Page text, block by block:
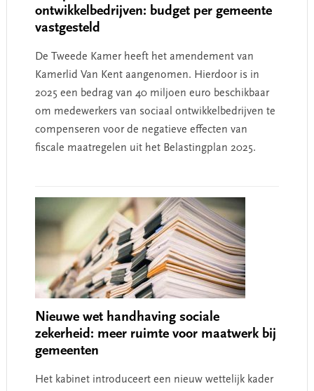
ontwikkelbedrijven: budget per gemeente
vastgesteld
De Tweede Kamer heeft het amendement van
Kamerlid Van Kent aangenomen. Hierdoor is in
2025 een bedrag van 40 miljoen euro beschikbaar
om medewerkers van sociaal ontwikkelbedrijven te
compenseren voor de negatieve effecten van
fiscale maatregelen uit het Belastingplan 2025.
Nieuwe wet handhaving sociale
zekerheid: meer ruimte voor maatwerk bij
gemeenten
Het kabinet introduceert een nieuw wettelijk kader